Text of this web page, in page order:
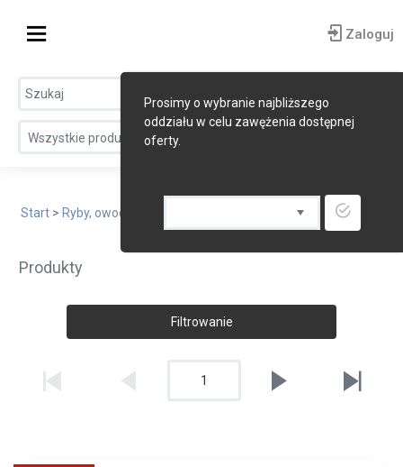
Zaloguj
Wszystkie produkty
Prosimy o wybranie najbliższego
oddziału w celu zawężenia dostępnej
oferty.
Start > Ryby, owoce morza, śledzie > Ryby mrożone
Produkty
Filtrowanie
1